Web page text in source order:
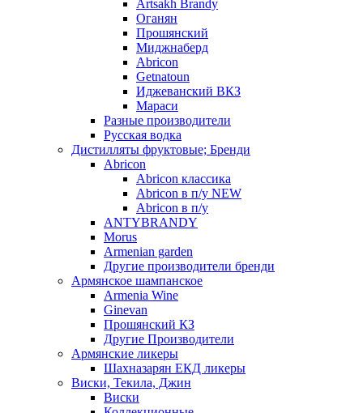
Artsakh Brandy
Оганян
Прошянский
Миджнаберд
Abricon
Getnatoun
Иджеванский ВКЗ
Мараси
Разные производители
Русская водка
Дистилляты фруктовые; Бренди
Abricon
Abricon классика
Abricon в п/у NEW
Abricon в п/у
ANTYBRANDY
Morus
Armenian garden
Другие производители бренди
Армянское шампанское
Armenia Wine
Ginevan
Прошянский КЗ
Другие Производители
Армянские ликеры
Шахназарян ЕКД ликеры
Виски, Текила, Джин
Виски